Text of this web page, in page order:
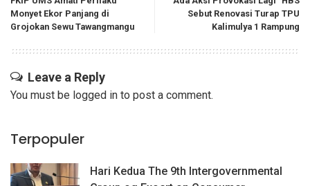
Monyet Ekor Panjang di
Grojokan Sewu Tawangmangu
Sebut Renovasi Turap TPU
Kalimulya 1 Rampung
Leave a Reply
You must be logged in to post a comment.
Terpopuler
Hari Kedua The 9th Intergovernmental